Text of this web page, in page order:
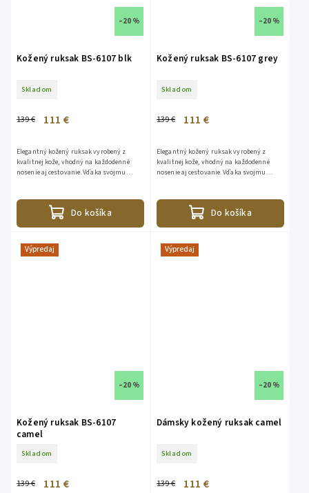
–20 %
Kožený ruksak BS-6107 blk
Skladom
139 € 111 €
Do košíka
Elegantný kožený ruksak vyrobený z
kvalitnej kože, vhodný na každodenné
nosenie aj cestovanie. Vďaka svojmu
–20 %
Kožený ruksak BS-6107 grey
Skladom
139 € 111 €
Do košíka
Elegantný kožený ruksak vyrobený z
kvalitnej kože, vhodný na každodenné
nosenie aj cestovanie. Vďaka svojmu
Výpredaj
–20 %
Kožený ruksak BS-6107
camel
Skladom
139 € 111 €
Výpredaj
–20 %
Dámsky kožený ruksak camel
Skladom
139 € 111 €